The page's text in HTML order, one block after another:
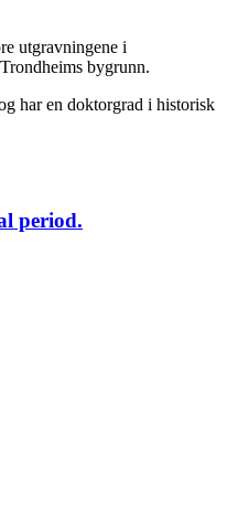
utgravningene i
bygrunn.
har en doktorgrad i historisk
period.